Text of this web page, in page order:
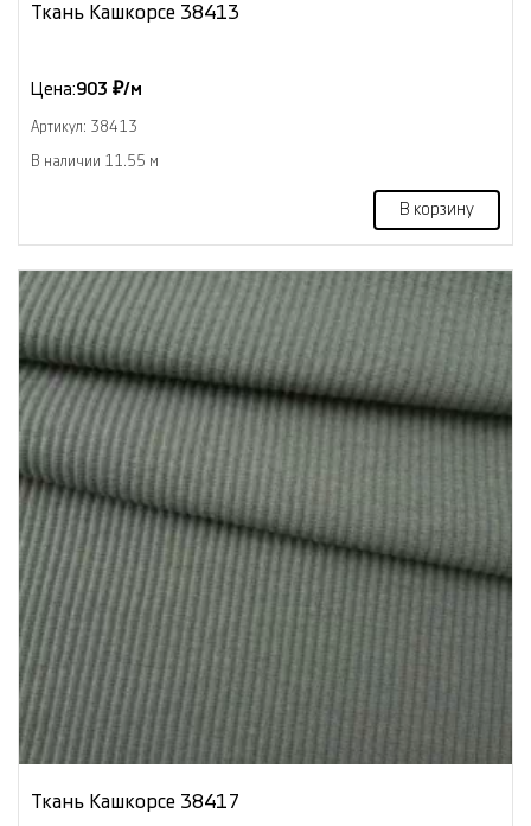
Ткань Кашкорсе 38413
Цена:903 ₽/м
Артикул: 38413
В наличии 11.55 м
В корзину
Ткань Кашкорсе 38417